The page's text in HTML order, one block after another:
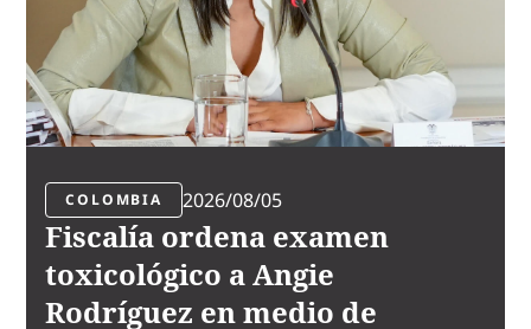
COLOMBIA 2026/08/05
Fiscalía ordena examen
toxicológico a Angie
Rodríguez en medio de